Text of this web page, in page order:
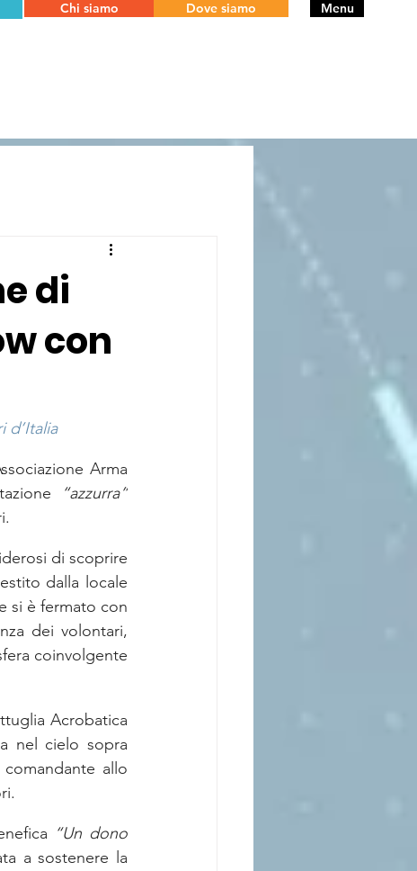
Chi siamo Dove siamo Menu
di
con
d’Italia
Arma
“azzurra”
di scoprire
dalla locale
si è fermato con
dei volontari,
coinvolgente
Acrobatica
nel cielo sopra
allo
“Un dono
a sostenere la